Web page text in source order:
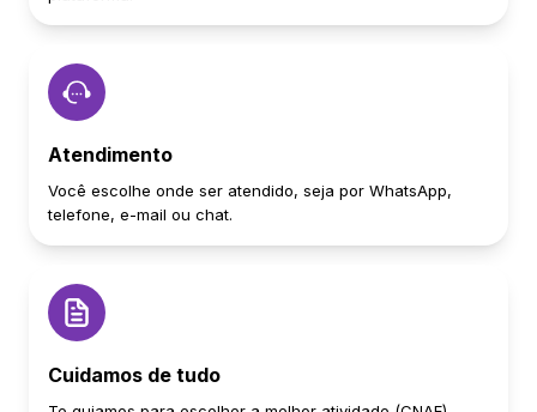
Atendimento
Você escolhe onde ser atendido, seja por WhatsApp,
telefone, e-mail ou chat.
Cuidamos de tudo